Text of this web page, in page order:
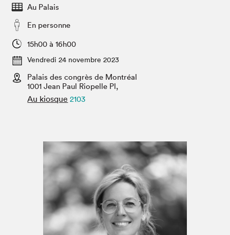
Espace exposant⋅e⋅s
Espace enseignant·e·s
Espace médias
SLM PRO
Salon dans la ville et en ligne
Projets partenaires
Au Palais
En personne
15h00 à 16h00
Vendredi 24 novembre 2023
Palais des congrès de Montréal
1001 Jean Paul Riopelle Pl,
Au kiosque 2103